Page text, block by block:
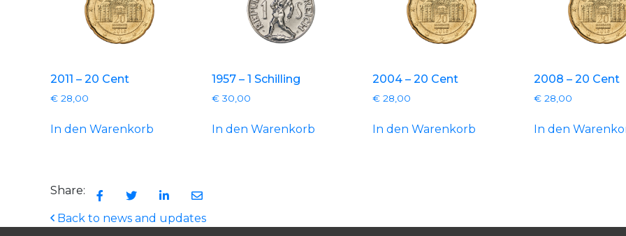
2011 – 20 Cent
€ 28,00
In den Warenkorb
1957 – 1 Schilling
€30,00
In den Warenkorb
2004 – 20 Cent
€ 28,00
In den Warenkorb
2008 – 20 Cent
€ 28,00
In den
Share:
Back to news and updates